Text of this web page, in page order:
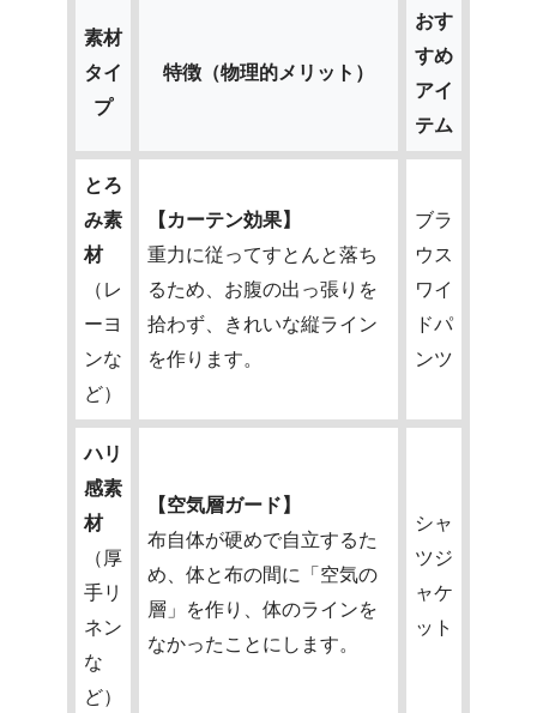
素材
タイ
プ
特徴（物理的メリット）
おす
すめ
アイ
テム
とろ
み素
材
（レ
ーヨ
ンな
ど）
【カーテン効果】
重力に従ってすとんと落ち
るため、お腹の出っ張りを
拾わず、きれいな縦ライン
を作ります。
ブラ
ウス
ワイ
ドパ
ンツ
ハリ
感素
材
（厚
手リ
ネン
な
ど）
【空気層ガード】
布自体が硬めで自立するた
め、体と布の間に「空気の
層」を作り、体のラインを
なかったことにします。
シャ
ツジ
ャケ
ット